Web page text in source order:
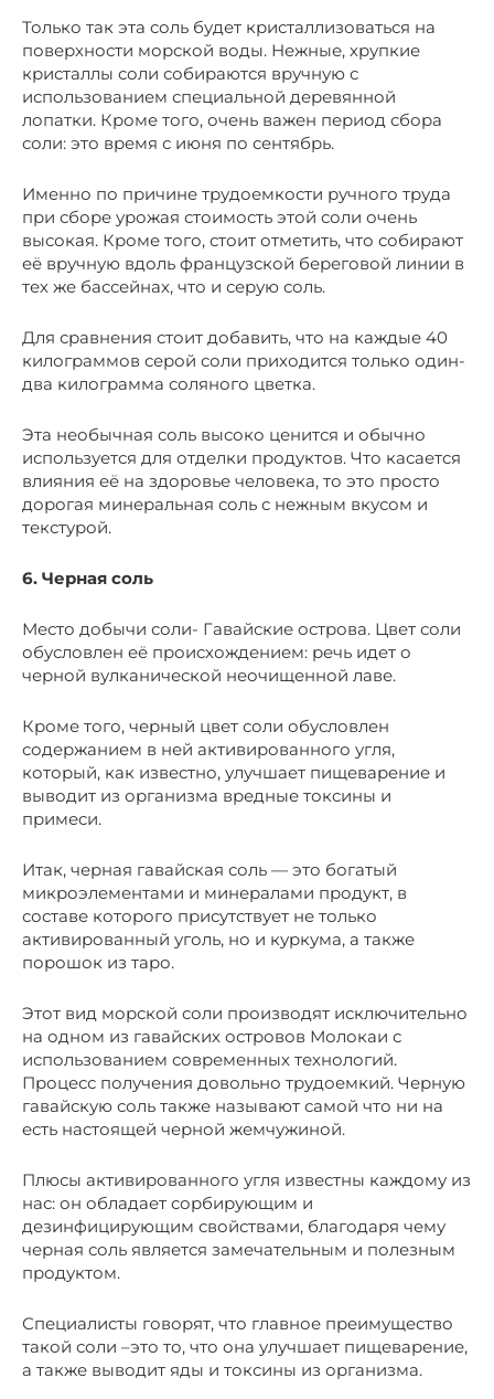
Только так эта соль будет кристаллизоваться на
поверхности морской воды. Нежные, хрупкие
кристаллы соли собираются вручную с
использованием специальной деревянной
лопатки. Кроме того, очень важен период сбора
соли: это время с июня по сентябрь.
Именно по причине трудоемкости ручного труда
при сборе урожая стоимость этой соли очень
высокая. Кроме того, стоит отметить, что собирают
её вручную вдоль французской береговой линии в
тех же бассейнах, что и серую соль.
Для сравнения стоит добавить, что на каждые 40
килограммов серой соли приходится только один-
два килограмма соляного цветка.
Эта необычная соль высоко ценится и обычно
используется для отделки продуктов. Что касается
влияния её на здоровье человека, то это просто
дорогая минеральная соль с нежным вкусом и
текстурой.
6. Черная соль
Место добычи соли- Гавайские острова. Цвет соли
обусловлен её происхождением: речь идет о
черной вулканической неочищенной лаве.
Кроме того, черный цвет соли обусловлен
содержанием в ней активированного угля,
который, как известно, улучшает пищеварение и
выводит из организма вредные токсины и
примеси.
Итак, черная гавайская соль — это богатый
микроэлементами и минералами продукт, в
составе которого присутствует не только
активированный уголь, но и куркума, а также
порошок из таро.
Этот вид морской соли производят исключительно
на одном из гавайских островов Молокаи с
использованием современных технологий.
Процесс получения довольно трудоемкий. Черную
гавайскую соль также называют самой что ни на
есть настоящей черной жемчужиной.
Плюсы активированного угля известны каждому из
нас: он обладает сорбирующим и
дезинфицирующим свойствами, благодаря чему
черная соль является замечательным и полезным
продуктом.
Специалисты говорят, что главное преимущество
такой соли –это то, что она улучшает пищеварение,
а также выводит яды и токсины из организма.